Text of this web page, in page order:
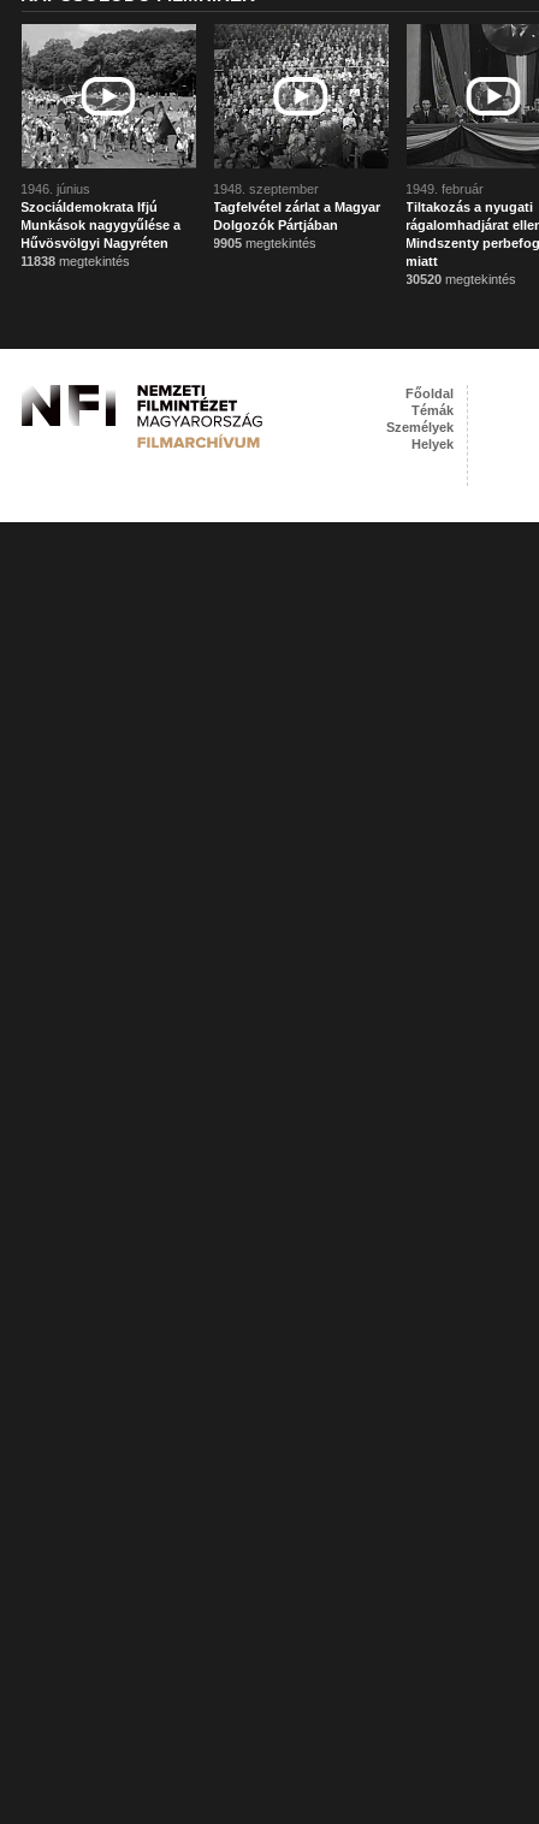
1946. június
Szociáldemokrata Ifjú
Munkások nagygyűlése a
Hűvösvölgyi Nagyréten
11838 megtekintés
1948. szeptember
Tagfelvétel zárlat a Magyar
Dolgozók Pártjában
9905 megtekintés
1949. február
Tiltakozás a nyugati
rágalomhadjárat
Mindszenty
miatt
30520 megtekintés
Főoldal
Témák
Személyek
Helyek